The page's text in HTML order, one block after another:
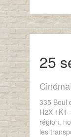
25
335 Boul
H2X 1K1
région,
les